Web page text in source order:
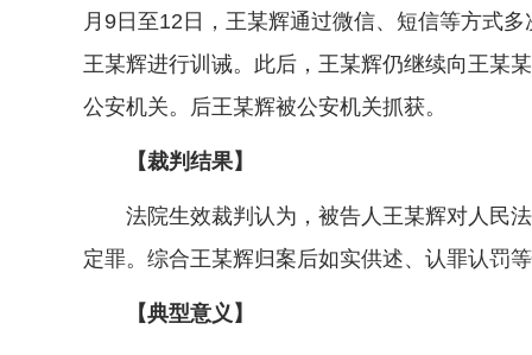
月9日至12日，王某辉通过微信、短信等方式
王某辉进行训诫。此后，王某辉仍继续向王某
公安机关。后王某辉被公安机关抓获。
【裁判结果】
法院生效裁判认为，被告人王某辉对人民法
定罪。综合王某辉归案后如实供述、认罪认罚
【典型意义】